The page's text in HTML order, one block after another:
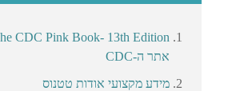
אתר ה-CDC
מידע מקצועי אודות טטנוס